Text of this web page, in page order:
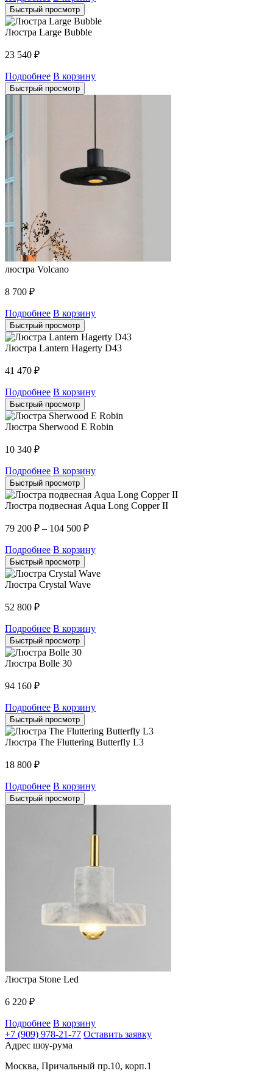
Быстрый просмотр
Люстра Large Bubble
23 540 ₽
Подробнее В корзину
Быстрый просмотр
люстра Volcano
8 700 ₽
Подробнее В корзину
Быстрый просмотр
Люстра Lantern Hagerty D43
41 470 ₽
Подробнее В корзину
Быстрый просмотр
Люстра Sherwood E Robin
10 340 ₽
Подробнее В корзину
Быстрый просмотр
Люстра подвесная Aqua Long Copper II
79 200 ₽ – 104 500 ₽
Подробнее В корзину
Быстрый просмотр
Люстра Crystal Wave
52 800 ₽
Подробнее В корзину
Быстрый просмотр
Люстра Bolle 30
94 160 ₽
Подробнее В корзину
Быстрый просмотр
Люстра The Fluttering Butterfly L3
18 800 ₽
Подробнее В корзину
Быстрый просмотр
Люстра Stone Led
6 220 ₽
Подробнее В корзину
+7 (909) 978-21-77 Оставить заявку
Адрес шоу-рума
Москва, Причальный пр.10, корп.1